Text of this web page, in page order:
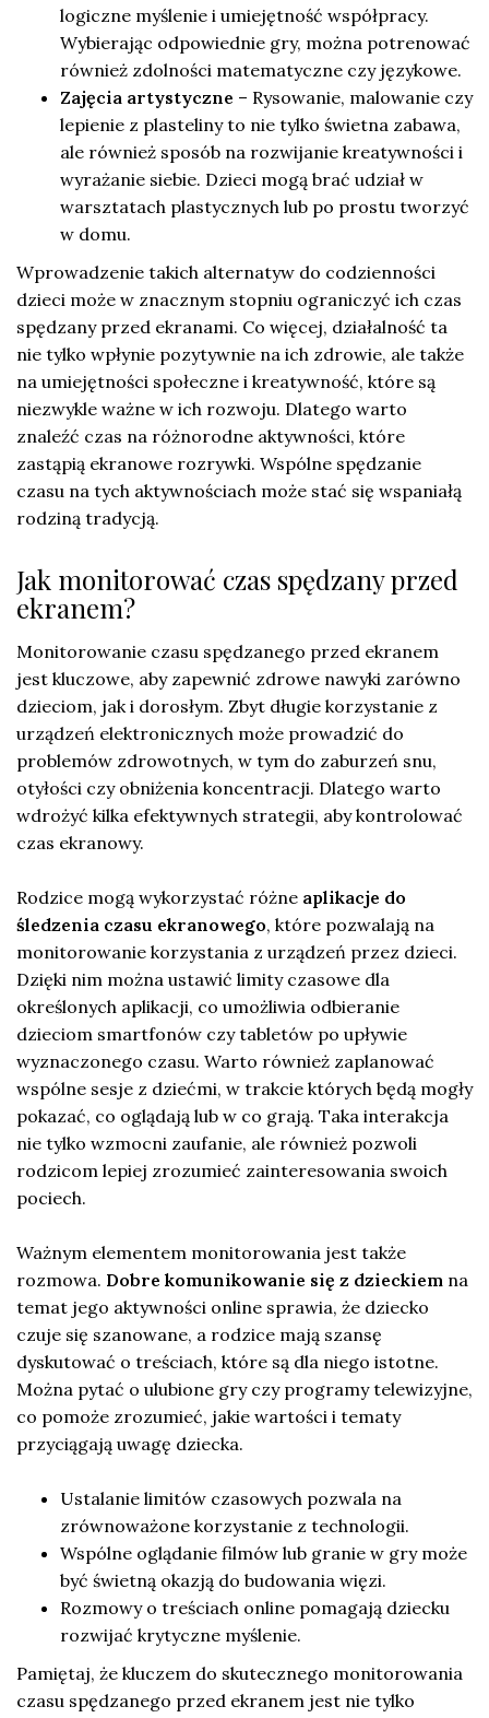
logiczne myślenie i umiejętność współpracy.
Wybierając odpowiednie gry, można potrenować
również zdolności matematyczne czy językowe.
Zajęcia artystyczne – Rysowanie, malowanie czy
lepienie z plasteliny to nie tylko świetna zabawa,
ale również sposób na rozwijanie kreatywności i
wyrażanie siebie. Dzieci mogą brać udział w
warsztatach plastycznych lub po prostu tworzyć
w domu.
Wprowadzenie takich alternatyw do codzienności
dzieci może w znacznym stopniu ograniczyć ich czas
spędzany przed ekranami. Co więcej, działalność ta
nie tylko wpłynie pozytywnie na ich zdrowie, ale także
na umiejętności społeczne i kreatywność, które są
niezwykle ważne w ich rozwoju. Dlatego warto
znaleźć czas na różnorodne aktywności, które
zastąpią ekranowe rozrywki. Wspólne spędzanie
czasu na tych aktywnościach może stać się wspaniałą
rodziną tradycją.
Jak monitorować czas spędzany przed
ekranem?
Monitorowanie czasu spędzanego przed ekranem
jest kluczowe, aby zapewnić zdrowe nawyki zarówno
dzieciom, jak i dorosłym. Zbyt długie korzystanie z
urządzeń elektronicznych może prowadzić do
problemów zdrowotnych, w tym do zaburzeń snu,
otyłości czy obniżenia koncentracji. Dlatego warto
wdrożyć kilka efektywnych strategii, aby kontrolować
czas ekranowy.
Rodzice mogą wykorzystać różne aplikacje do
śledzenia czasu ekranowego, które pozwalają na
monitorowanie korzystania z urządzeń przez dzieci.
Dzięki nim można ustawić limity czasowe dla
określonych aplikacji, co umożliwia odbieranie
dzieciom smartfonów czy tabletów po upływie
wyznaczonego czasu. Warto również zaplanować
wspólne sesje z dziećmi, w trakcie których będą mogły
pokazać, co oglądają lub w co grają. Taka interakcja
nie tylko wzmocni zaufanie, ale również pozwoli
rodzicom lepiej zrozumieć zainteresowania swoich
pociech.
Ważnym elementem monitorowania jest także
rozmowa. Dobre komunikowanie się z dzieckiem na
temat jego aktywności online sprawia, że dziecko
czuje się szanowane, a rodzice mają szansę
dyskutować o treściach, które są dla niego istotne.
Można pytać o ulubione gry czy programy telewizyjne,
co pomoże zrozumieć, jakie wartości i tematy
przyciągają uwagę dziecka.
Ustalanie limitów czasowych pozwala na
zrównoważone korzystanie z technologii.
Wspólne oglądanie filmów lub granie w gry może
być świetną okazją do budowania więzi.
Rozmowy o treściach online pomagają dziecku
rozwijać krytyczne myślenie.
Pamiętaj, że kluczem do skutecznego monitorowania
czasu spędzanego przed ekranem jest nie tylko